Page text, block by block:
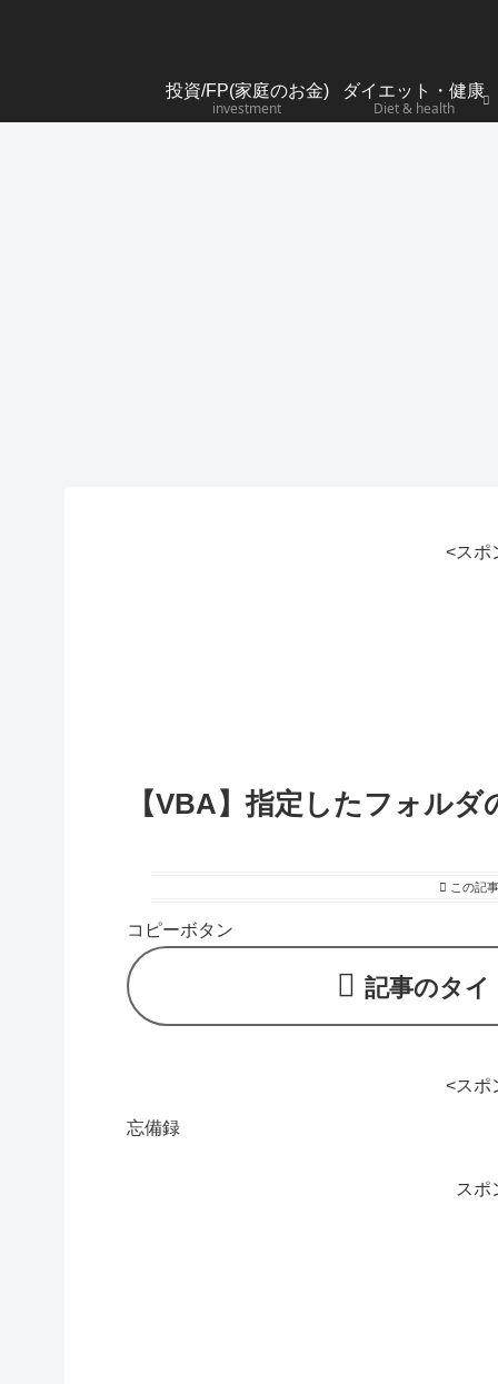
投資/FP(家庭のお金)
investment
ダイエット・健康
Diet & health
<スポ
【VBA】指定したフォル
この記
コピーボタン
記事のタ
<スポ
忘備録
スポ